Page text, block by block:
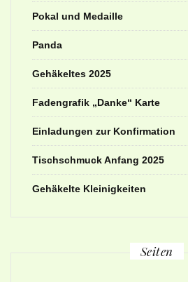
Pokal und Medaille
Panda
Gehäkeltes 2025
Fadengrafik „Danke“ Karte
Einladungen zur Konfirmation
Tischschmuck Anfang 2025
Gehäkelte Kleinigkeiten
Seiten